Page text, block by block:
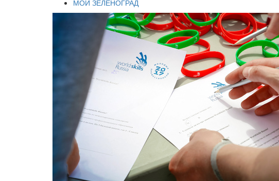
МОЙ ЗЕЛЕНОГРАД